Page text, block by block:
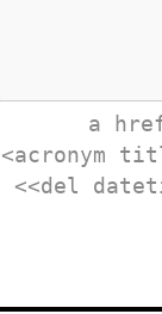
<a
<acronym
<del